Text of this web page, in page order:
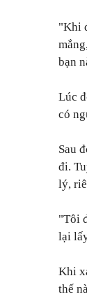
"Khi
bạn
Lúc
có
Sau
đi.
lý,
"Tôi
lại
Khi
thế